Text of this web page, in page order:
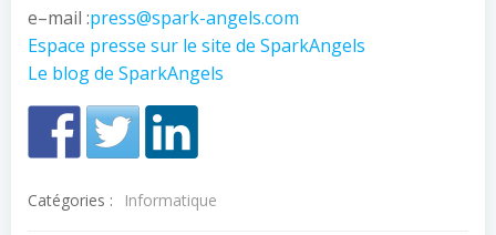
e–mail :press@spark-angels.com
Espace presse sur le site de SparkAngels
Le blog de SparkAngels
Catégories : Informatique